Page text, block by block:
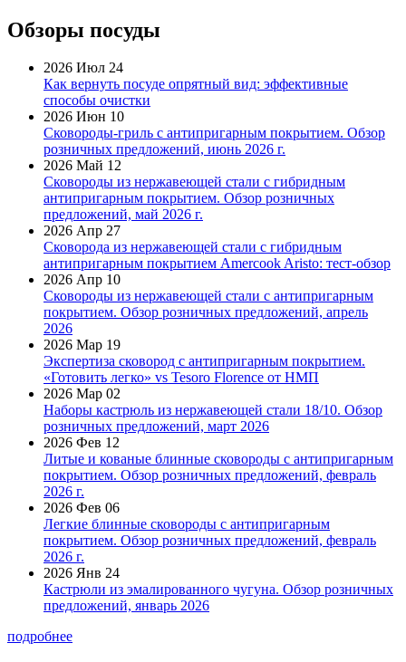
Обзоры посуды
2026 Июл 24
Как вернуть посуде опрятный вид: эффективные
способы очистки
2026 Июн 10
Сковороды-гриль с антипригарным покрытием. Обзор
розничных предложений, июнь 2026 г.
2026 Май 12
Сковороды из нержавеющей стали с гибридным
антипригарным покрытием. Обзор розничных
предложений, май 2026 г.
2026 Апр 27
Сковорода из нержавеющей стали с гибридным
антипригарным покрытием Amercook Aristo: тест-обзор
2026 Апр 10
Сковороды из нержавеющей стали с антипригарным
покрытием. Обзор розничных предложений, апрель
2026
2026 Мар 19
Экспертиза сковород с антипригарным покрытием.
«Готовить легко» vs Tesoro Florence от НМП
2026 Мар 02
Наборы кастрюль из нержавеющей стали 18/10. Обзор
розничных предложений, март 2026
2026 Фев 12
Литые и кованые блинные сковороды с антипригарным
покрытием. Обзор розничных предложений, февраль
2026 г.
2026 Фев 06
Легкие блинные сковороды с антипригарным
покрытием. Обзор розничных предложений, февраль
2026 г.
2026 Янв 24
Кастрюли из эмалированного чугуна. Обзор розничных
предложений, январь 2026
подробнее